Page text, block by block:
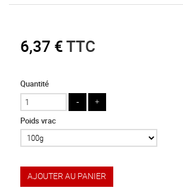
6,37 €TTC
Quantité
Poids vrac
AJOUTER AU PANIER